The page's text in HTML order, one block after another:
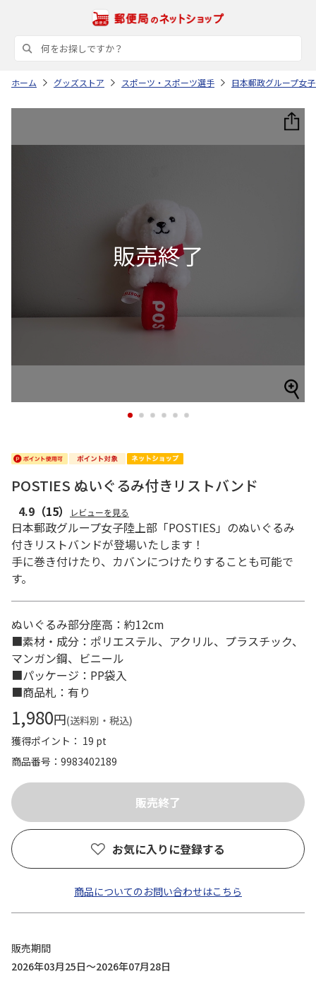
ホーム グッズストア スポーツ・スポーツ選手 日本郵政グループ女
1 2 3 4 5 6
POSTIES ぬいぐるみ付きリストバンド
4.9 （15） レビューを見る
日本郵政グループ女子陸上部「POSTIES」のぬいぐるみ
付きリストバンドが登場いたします！
手に巻き付けたり、カバンにつけたりすることも可能で
す。
ぬいぐるみ部分座高：約12cm
■素材・成分：ポリエステル、アクリル、プラスチック、
マンガン鋼、ビニール
■パッケージ：PP袋入
■商品札：有り
1,980円(送料別・税込)
獲得ポイント： 19 pt
商品番号
9983402189
お気に入りに登録する
商品についてのお問い合わせはこちら
販売期間
2026年03月25日～2026年07月28日